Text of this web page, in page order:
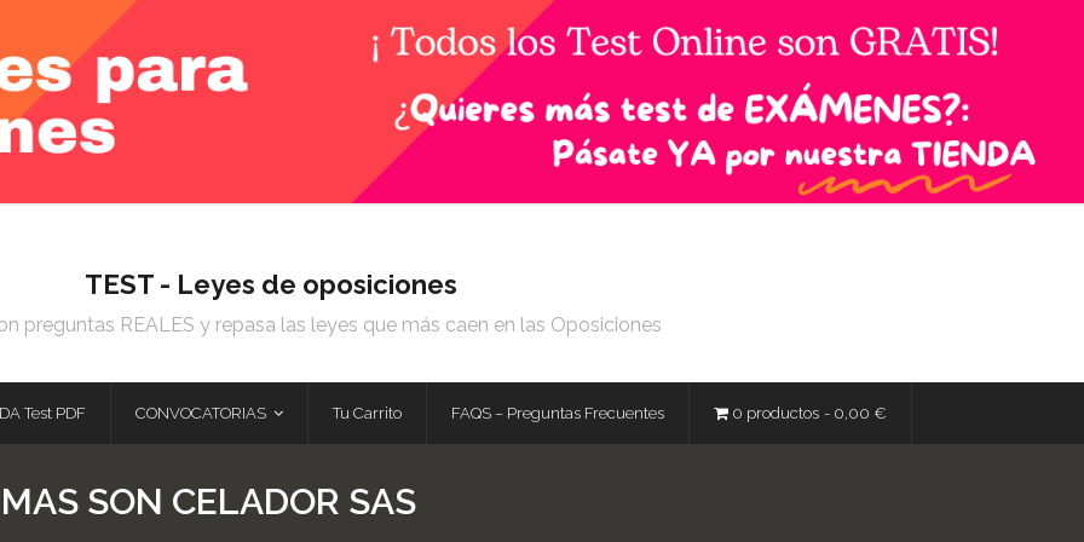
TEST - Leyes de oposiciones
preguntas REALES y repasa las leyes que más caen en las Oposiciones
Test PDF CONVOCATORIAS Tu Carrito FAQS – Preguntas Frecuentes 0 productos 0,00 €
SON CELADOR SAS